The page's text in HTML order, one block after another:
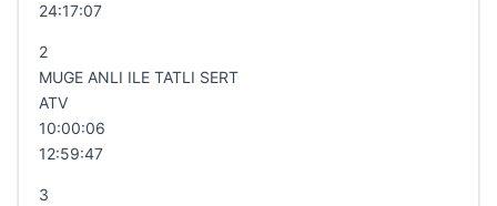
24:17:07
2
MUGE ANLI ILE TATLI SERT
ATV
10:00:06
12:59:47
3